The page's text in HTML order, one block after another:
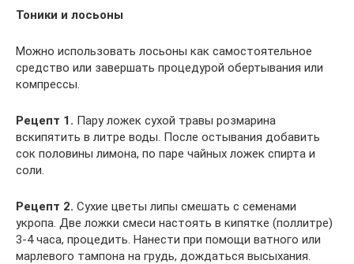
Тоники и лосьоны
Можно использовать лосьоны как самостоятельное
средство или завершать процедурой обертывания или
компрессы.
Рецепт 1. Пару ложек сухой травы розмарина
вскипятить в литре воды. После остывания добавить
сок половины лимона, по паре чайных ложек спирта и
соли.
Рецепт 2. Сухие цветы липы смешать с семенами
укропа. Две ложки смеси настоять в кипятке (поллитре)
3-4 часа, процедить. Нанести при помощи ватного или
марлевого тампона на грудь, дождаться высыхания.